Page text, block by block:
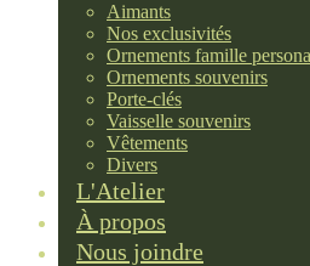
Aimants
Nos exclusivités
Ornements famille
Ornements souvenirs
Porte-clés
Vaisselle souvenirs
Vêtements
Divers
L'Atelier
À propos
Nous joindre